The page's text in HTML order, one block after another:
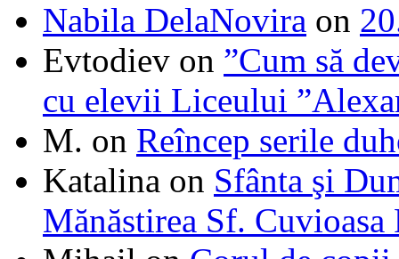
Nabila DelaNovira on
Evtodiev on ”Cum să
cu elevii Liceului
M. on Reîncep serile
Katalina on Sfânta şi
Mănăstirea Sf. Cuvioasa